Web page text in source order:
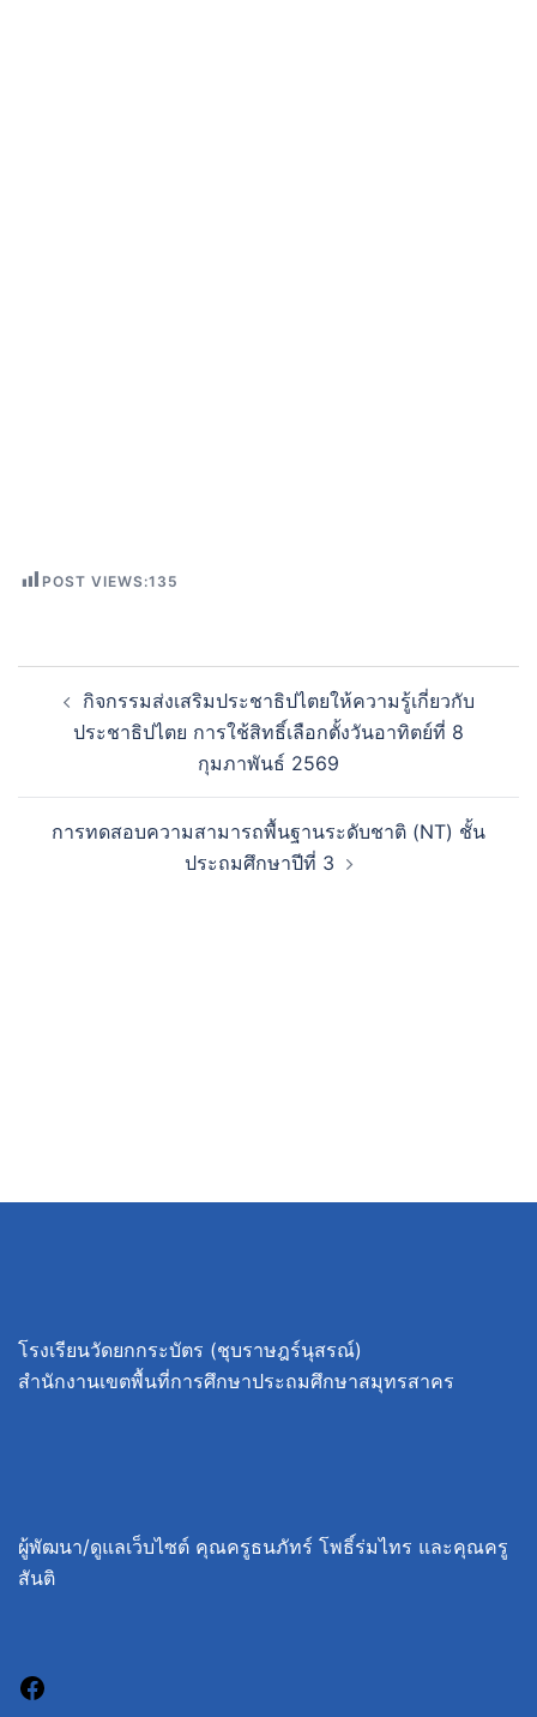
POST VIEWS:135
กิจกรรมส่งเสริมประชาธิปไตยให้ความรู้เกี่ยวกับ
ประชาธิปไตย การใช้สิทธิ์เลือกตั้งวันอาทิตย์ที่ 8
กุมภาพันธ์ 2569
การทดสอบความสามารถพื้นฐานระดับชาติ (NT) ชั้น
ประถมศึกษาปีที่ 3
โรงเรียนวัดยกกระบัตร (ชุบราษฎร์นุสรณ์)
สำนักงานเขตพื้นที่การศึกษาประถมศึกษาสมุทรสาคร
ผู้พัฒนา/ดูแลเว็บไซต์ คุณครูธนภัทร์ โพธิ์ร่มไทร และคุณครู
สันติ